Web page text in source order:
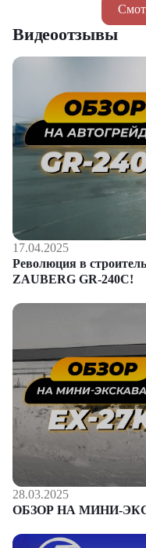
Видеоотзывы
17.04.2025
Революция в
ZAUBERG GR-240C!
28.03.2025
ОБЗОР НА МИНИ-